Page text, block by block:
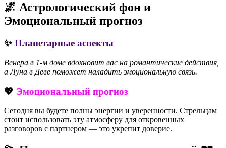
🌌 Астрологический фон и
Эмоциональный прогноз
✨ Планетарные аспекты
Венера в 1-м доме вдохновит вас на романтические действия,
а Луна в Деве поможет наладить эмоциональную связь.
💖 Эмоциональный прогноз
Сегодня вы будете полны энергии и уверенности. Стрельцам
стоит использовать эту атмосферу для откровенных
разговоров с партнером — это укрепит доверие.